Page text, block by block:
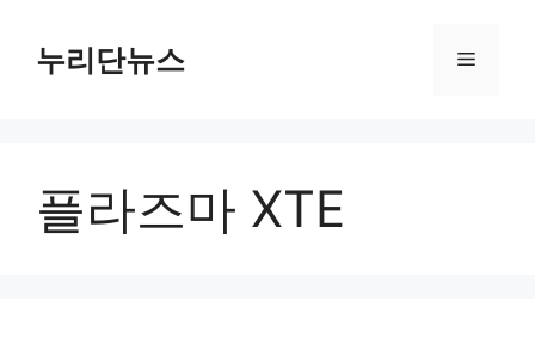
누리단뉴스 메
플라즈마 XTE